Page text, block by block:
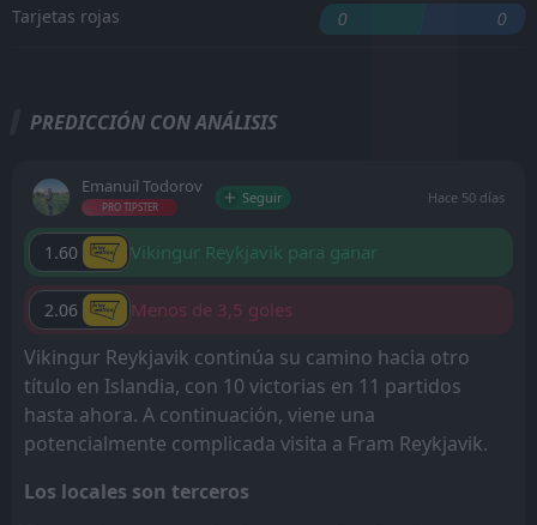
Tarjetas rojas 0 0
PREDICCIÓN CON ANÁLISIS
Emanuil Todorov
PRO TIPSTER
Seguir Hace 50 días
1.60 Vikingur Reykjavik para ganar
2.06 Menos de 3,5 goles
Vikingur Reykjavik continúa su camino hacia otro
título en Islandia, con 10 victorias en 11 partidos
hasta ahora. A continuación, viene una
potencialmente complicada visita a Fram Reykjavik.
Los locales son terceros